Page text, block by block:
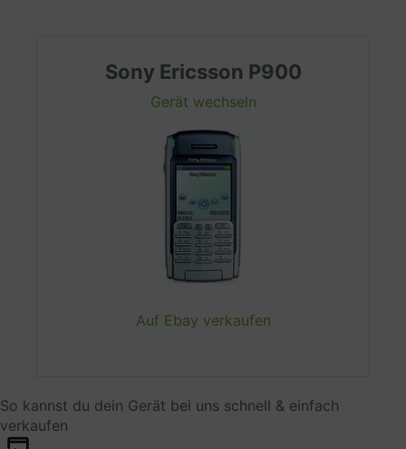
Sony Ericsson P900
Gerät wechseln
Auf Ebay verkaufen
So kannst du dein Gerät bei uns schnell & einfach
verkaufen
Datenattribute
Standort, Referrer, User Agent)
Rechtsgrundlage
Ort der Verarbeitung
Aufbewahrungsfrist
Weitergabe an Drittländer